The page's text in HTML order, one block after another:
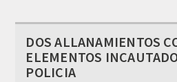
DOS ALLANAMIENTOS
ELEMENTOS
POLICIA